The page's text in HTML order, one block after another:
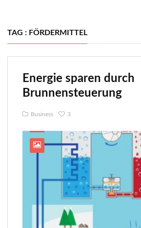
TAG : FÖRDERMITTEL
Energie sparen durch
Brunnensteuerung
Business 3